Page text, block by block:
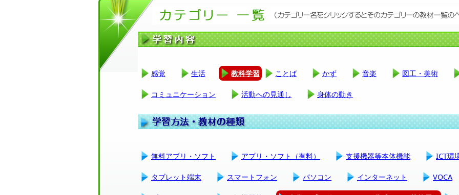
感覚 生活 教科学習 ことば かず 音楽 図工・美術
コミュニケーション 活動への見通し 身体の動き
無料アプリ・ソフト アプリ・ソフト（有料） 支援機器等本体機能 ICT環
タブレット端末 スマートフォン パソコン インターネット VOCA